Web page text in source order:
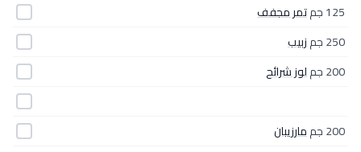
125 جم
تمر مجفف
250 جم
زبيب
200 جم
لوز شرائح
200 جم
مارزيبان